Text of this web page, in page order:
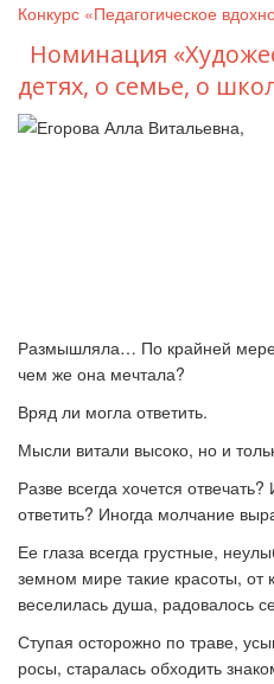
Конкурс «Педагогическое
Номинация
детях, о семье, о
Размышляла… По крайней
чем же она мечтала?
Вряд ли могла ответить.
Мысли витали высоко, но и
Разве всегда хочется
ответить? Иногда молчание
Ее глаза всегда грустные,
земном мире такие красоты, от
веселилась душа, радовалось
Ступая осторожно по траве,
росы, старалась обходить